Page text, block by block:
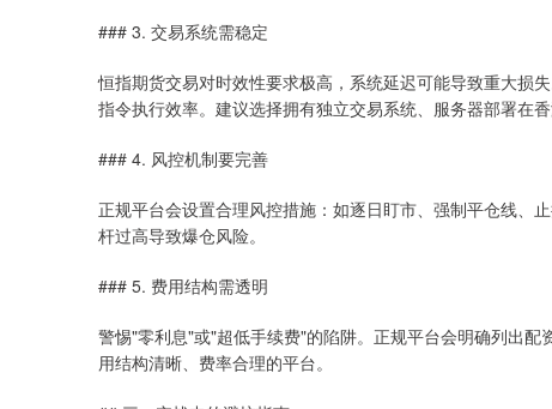
### 3. 交易系统需稳定
恒指期货交易对时效性要求极高，系统延迟可能导致重大损
指令执行效率。建议选择拥有独立交易系统、服务器部署在香
### 4. 风控机制要完善
正规平台会设置合理风控措施：如逐日盯市、强制平仓线、
杆过高导致爆仓风险。
### 5. 费用结构需透明
警惕"零利息"或"超低手续费"的陷阱。正规平台会明确列出
用结构清晰、费率合理的平台。